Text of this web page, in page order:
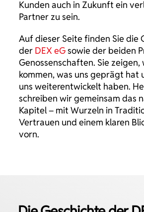
Kunden auch in Zukunft ein
Partner zu sein.
Auf dieser Seite finden Sie die
der DEX eGsowie der beiden
Genossenschaften. Sie
kommen, was uns geprägt hat
uns weiterentwickelt haben.
schreiben wir gemeinsam das
Kapitel – mit Wurzeln in
Vertrauen und einem klaren
vorn.